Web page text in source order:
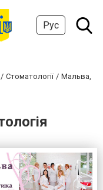
Рус
Стоматології
Мальва,